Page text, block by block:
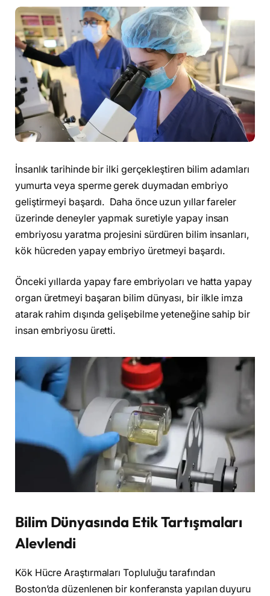
İnsanlık tarihinde bir ilki gerçekleştiren bilim adamları
yumurta veya sperme gerek duymadan embriyo
geliştirmeyi başardı. Daha önce uzun yıllar fareler
üzerinde deneyler yapmak suretiyle yapay insan
embriyosu yaratma projesini sürdüren bilim insanları,
kök hücreden yapay embriyo üretmeyi başardı.
Önceki yıllarda yapay fare embriyoları ve hatta yapay
organ üretmeyi başaran bilim dünyası, bir ilkle imza
atarak rahim dışında gelişebilme yeteneğine sahip bir
insan embriyosu üretti.
Bilim Dünyasında Etik Tartışmaları
Alevlendi
Kök Hücre Araştırmaları Topluluğu tarafından
Boston’da düzenlenen bir konferansta yapılan duyuru